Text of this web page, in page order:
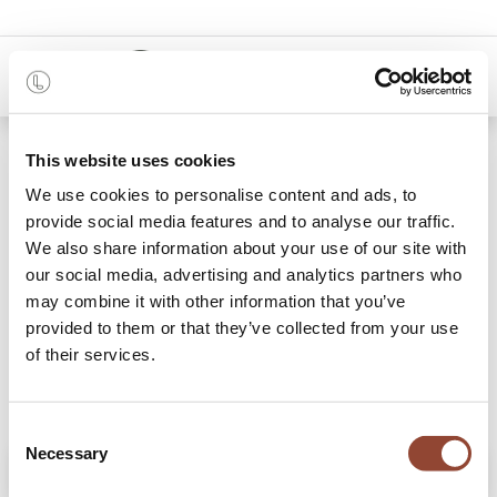
This website uses cookies
We use cookies to personalise content and ads, to
provide social media features and to analyse our traffic.
We also share information about your use of our site with
our social media, advertising and analytics partners who
may combine it with other information that you’ve
provided to them or that they’ve collected from your use
of their services.
Selection
Necessary
0